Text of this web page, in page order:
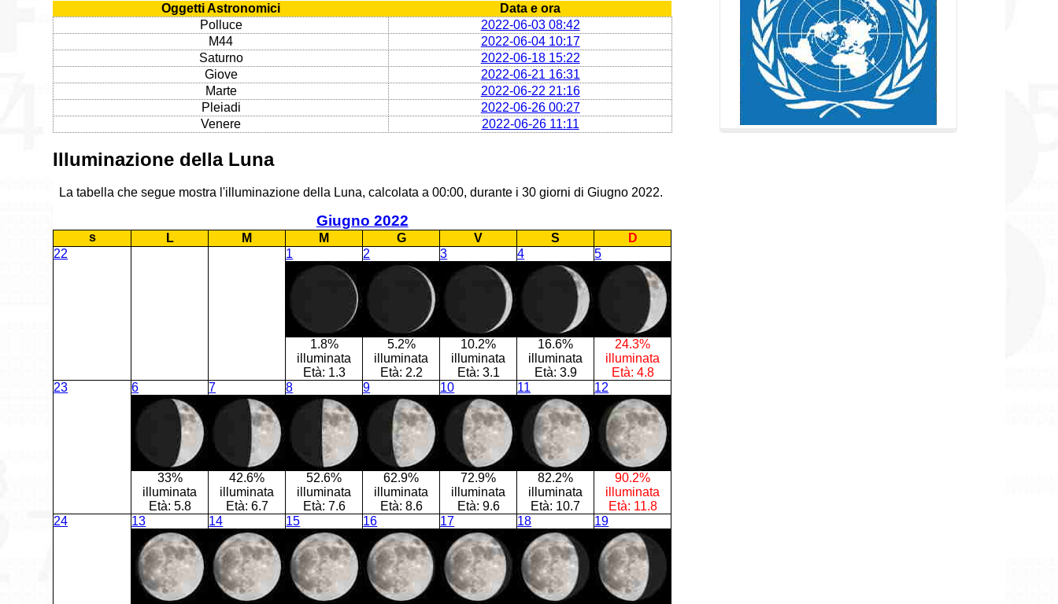
Oggetti Astronomici
Data e ora
Polluce
2022-06-03 08:42
M44
2022-06-04 10:17
Saturno
2022-06-18 15:22
Giove
2022-06-21 16:31
Marte
2022-06-22 21:16
Pleiadi
2022-06-26 00:27
Venere
2022-06-26 11:11
Illuminazione della Luna
La tabella che segue mostra l'illuminazione della Luna, calcolata a 00:00, durante i 30 giorni di Giugno 2022.
Giugno 2022
s L M M G V S
D
22
1
1.8%
illuminata
Età: 1.3
2
5.2%
illuminata
Età: 2.2
3
10.2%
illuminata
Età: 3.1
4
16.6%
illuminata
Età: 3.9
5
24.3%
illuminata
Età: 4.8
23
6
33%
illuminata
Età: 5.8
7
42.6%
illuminata
Età: 6.7
8
52.6%
illuminata
Età: 7.6
9
62.9%
illuminata
Età: 8.6
10
72.9%
illuminata
Età: 9.6
11
82.2%
illuminata
Età: 10.7
12
90.2%
illuminata
Età: 11.8
24
13 14 15 16 17 18 19